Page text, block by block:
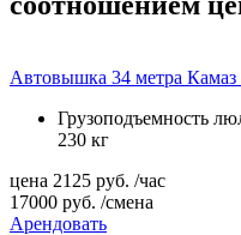
Автовышка 34 метра Камаз
Грузоподъемность
230 кг
цена 2125 руб. /час
17000 руб. /смена
Арендовать